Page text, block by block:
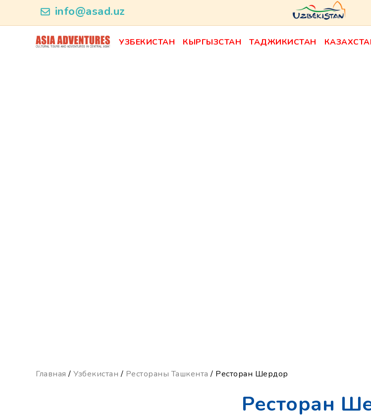
info@asad.uz
УЗБЕКИСТАН КЫРГЫЗСТАН ТАДЖИКИСТАН
Главная / Узбекистан / Рестораны Ташкента/ Ресторан Шердор
Ресторан